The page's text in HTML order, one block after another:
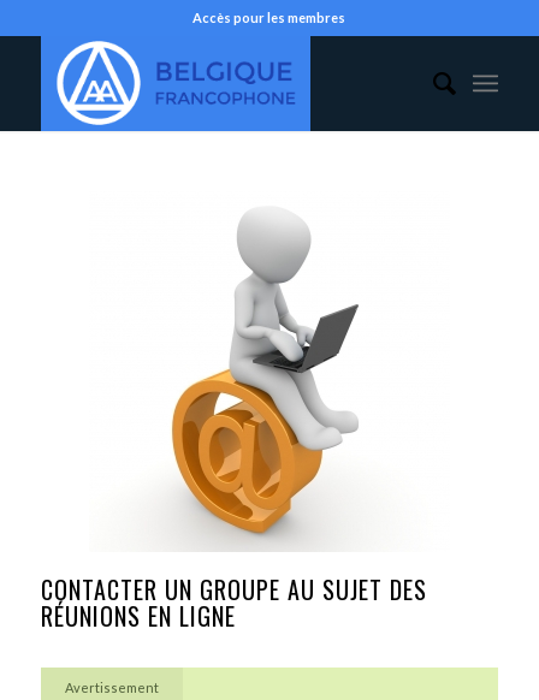
Accès pour les membres
CONTACTER UN GROUPE AU SUJET DES
RÉUNIONS EN LIGNE
Avertissement